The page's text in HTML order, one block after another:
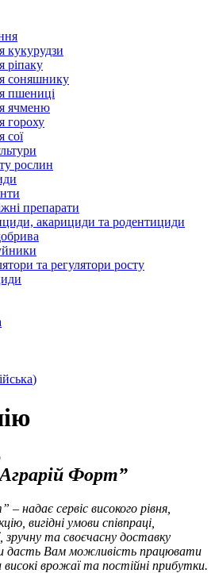
кукурудзи
ріпаку
соняшнику
пшениці
ячменю
гороху
сої
рослин
препарати
акарициди та родентициди
та регулятори росту
)
Форт”
– надає сервіс високого рівня,
вигідні умови співпраці,
зручну та своєчасну доставку
дасть Вам можливість працювати
врожаї та постійні прибутки.